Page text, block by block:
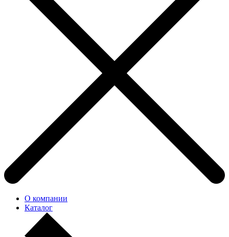
О компании
Каталог